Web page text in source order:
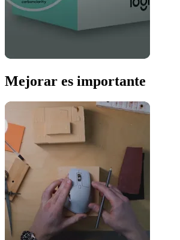
Mejorar es importante